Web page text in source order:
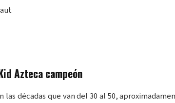
Azteca campeón
las décadas que van del 30 al 50,